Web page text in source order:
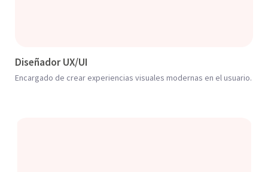
Diseñador UX/UI
Encargado de crear experiencias visuales modernas en el usuario.